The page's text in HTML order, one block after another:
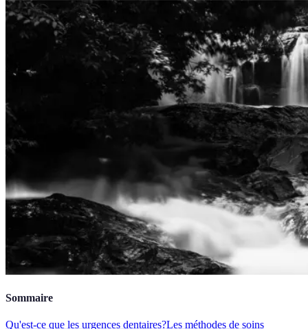
Sommaire
Qu'est-ce que les urgences dentaires?Les méthodes de soins